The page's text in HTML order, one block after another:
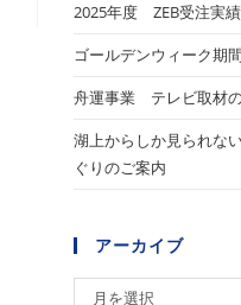
2025年度 ZEB受注実
ゴールデンウィーク期
舟運事業 テレビ取材
湖上からしか見られな
ぐりのご案内
アーカイブ
月を選択